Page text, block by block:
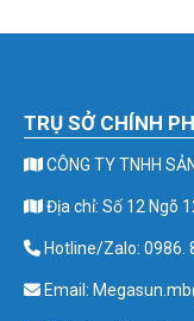
TRỤ SỞ CHÍNH
CÔNG TY TNHH
Địa chỉ: Số 12 Ngõ
Hotline/Zalo: 0986.
Email: